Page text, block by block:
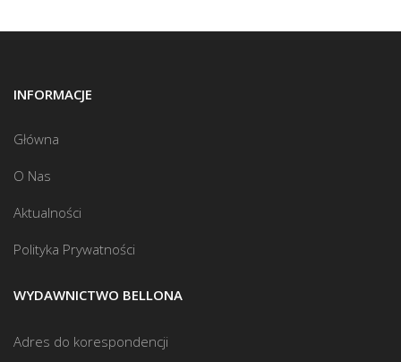
INFORMACJE
Główna
O Nas
Aktualności
Polityka Prywatności
WYDAWNICTWO BELLONA
Adres do korespondencji